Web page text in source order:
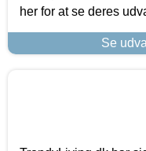
her for at se deres
Se